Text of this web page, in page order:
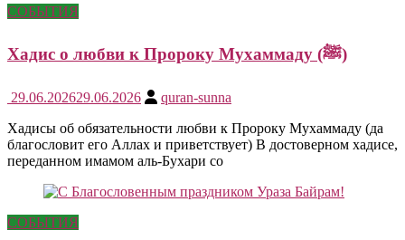
СОБЫТИЯ
Хадис о любви к Пророку Мухаммаду (ﷺ)
29.06.202629.06.2026
quran-sunna
Хадисы об обязательности любви к Пророку Мухаммаду (да
благословит его Аллах и приветствует) В достоверном хадисе,
переданном имамом аль-Бухари со
СОБЫТИЯ